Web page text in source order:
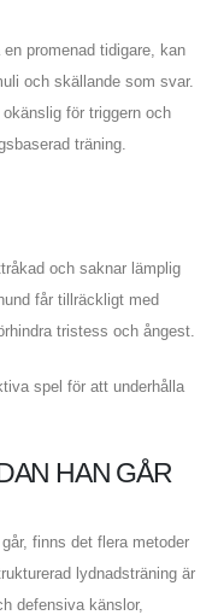
promenad tidigare, kan
och skällande som svar.
för triggern och
träning.
och saknar lämplig
får tillräckligt med
tristess och ångest.
spel för att underhålla
HAN GÅR
finns det flera metoder
lydnadsträning är
defensiva känslor,